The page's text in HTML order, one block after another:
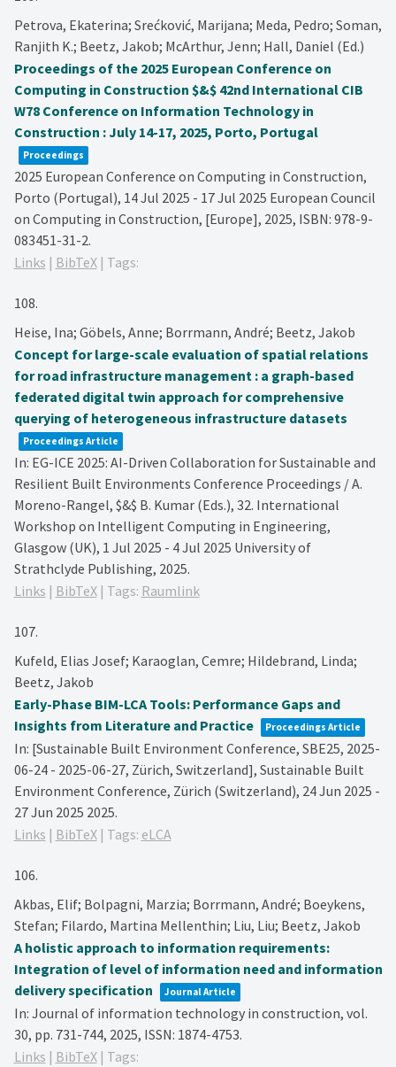
Petrova, Ekaterina; Srećković, Marijana; Meda, Pedro; Soman,
Ranjith K.; Beetz, Jakob; McArthur, Jenn; Hall, Daniel (Ed.)
Proceedings of the 2025 European Conference on
Computing in Construction $&$ 42nd International CIB
W78 Conference on Information Technology in
Construction : July 14-17, 2025, Porto, Portugal
Proceedings
2025 European Conference on Computing in Construction,
Porto (Portugal), 14 Jul 2025 - 17 Jul 2025 European Council
on Computing in Construction, [Europe], 2025, ISBN: 978-9-
083451-31-2.
Links | BibTeX| Tags:
108.
Heise, Ina; Göbels, Anne; Borrmann, André; Beetz, Jakob
Concept for large-scale evaluation of spatial relations
for road infrastructure management : a graph-based
federated digital twin approach for comprehensive
querying of heterogeneous infrastructure datasets
Proceedings Article
In: EG-ICE 2025: AI-Driven Collaboration for Sustainable and
Resilient Built Environments Conference Proceedings / A.
Moreno-Rangel, $&$ B. Kumar (Eds.), 32. International
Workshop on Intelligent Computing in Engineering,
Glasgow (UK), 1 Jul 2025 - 4 Jul 2025 University of
Strathclyde Publishing, 2025.
Links | BibTeX| Tags: Raumlink
107.
Kufeld, Elias Josef; Karaoglan, Cemre; Hildebrand, Linda;
Beetz, Jakob
Early-Phase BIM-LCA Tools: Performance Gaps and
Insights from Literature and Practice
Proceedings Article
In: [Sustainable Built Environment Conference, SBE25, 2025-
06-24 - 2025-06-27, Zürich, Switzerland], Sustainable Built
Environment Conference, Zürich (Switzerland), 24 Jun 2025 -
27 Jun 2025 2025.
Links | BibTeX| Tags: eLCA
106.
Akbas, Elif; Bolpagni, Marzia; Borrmann, André; Boeykens,
Stefan; Filardo, Martina Mellenthin; Liu, Liu; Beetz, Jakob
A holistic approach to information requirements:
Integration of level of information need and information
delivery specification
Journal Article
In: Journal of information technology in construction, vol.
30, pp. 731-744, 2025, ISSN: 1874-4753.
Links | BibTeX| Tags: